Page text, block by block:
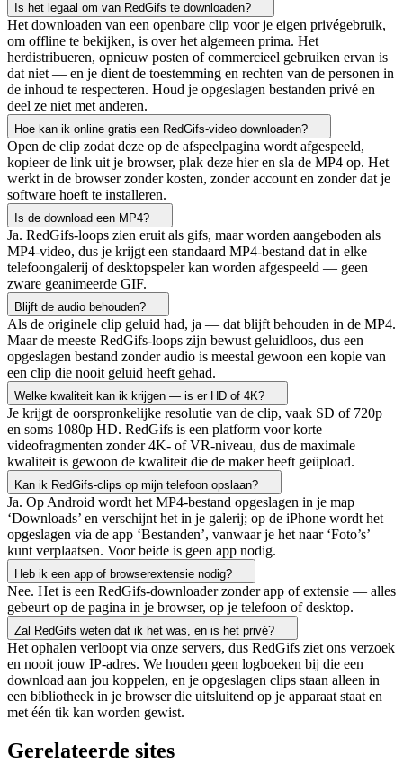
Is het legaal om van RedGifs te downloaden?
Het downloaden van een openbare clip voor je eigen privégebruik,
om offline te bekijken, is over het algemeen prima. Het
herdistribueren, opnieuw posten of commercieel gebruiken ervan is
dat niet — en je dient de toestemming en rechten van de personen in
de inhoud te respecteren. Houd je opgeslagen bestanden privé en
deel ze niet met anderen.
Hoe kan ik online gratis een RedGifs-video downloaden?
Open de clip zodat deze op de afspeelpagina wordt afgespeeld,
kopieer de link uit je browser, plak deze hier en sla de MP4 op. Het
werkt in de browser zonder kosten, zonder account en zonder dat je
software hoeft te installeren.
Is de download een MP4?
Ja. RedGifs-loops zien eruit als gifs, maar worden aangeboden als
MP4-video, dus je krijgt een standaard MP4-bestand dat in elke
telefoongalerij of desktopspeler kan worden afgespeeld — geen
zware geanimeerde GIF.
Blijft de audio behouden?
Als de originele clip geluid had, ja — dat blijft behouden in de MP4.
Maar de meeste RedGifs-loops zijn bewust geluidloos, dus een
opgeslagen bestand zonder audio is meestal gewoon een kopie van
een clip die nooit geluid heeft gehad.
Welke kwaliteit kan ik krijgen — is er HD of 4K?
Je krijgt de oorspronkelijke resolutie van de clip, vaak SD of 720p
en soms 1080p HD. RedGifs is een platform voor korte
videofragmenten zonder 4K- of VR-niveau, dus de maximale
kwaliteit is gewoon de kwaliteit die de maker heeft geüpload.
Kan ik RedGifs-clips op mijn telefoon opslaan?
Ja. Op Android wordt het MP4-bestand opgeslagen in je map
‘Downloads’ en verschijnt het in je galerij; op de iPhone wordt het
opgeslagen via de app ‘Bestanden’, vanwaar je het naar ‘Foto’s’
kunt verplaatsen. Voor beide is geen app nodig.
Heb ik een app of browserextensie nodig?
Nee. Het is een RedGifs-downloader zonder app of extensie — alles
gebeurt op de pagina in je browser, op je telefoon of desktop.
Zal RedGifs weten dat ik het was, en is het privé?
Het ophalen verloopt via onze servers, dus RedGifs ziet ons verzoek
en nooit jouw IP-adres. We houden geen logboeken bij die een
download aan jou koppelen, en je opgeslagen clips staan alleen in
een bibliotheek in je browser die uitsluitend op je apparaat staat en
met één tik kan worden gewist.
Gerelateerde sites